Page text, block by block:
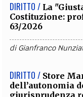
DIRITTO / La
Costituzione:
63/2026
diGianfranco
DIRITTO / Store
dell’autonomia